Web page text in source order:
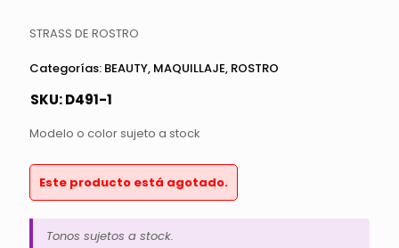
STRASS DE ROSTRO
Categorías: BEAUTY, MAQUILLAJE, ROSTRO
SKU:D491-1
Modelo o color sujeto a stock
Este producto está agotado.
Tonos sujetos a stock.